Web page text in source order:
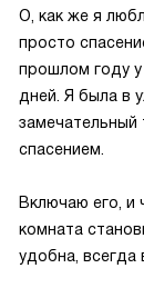
О, как же я
просто
прошлом году у
дней. Я была в
замечательный
спасением.
Включаю его, и
комната
удобна, всегда